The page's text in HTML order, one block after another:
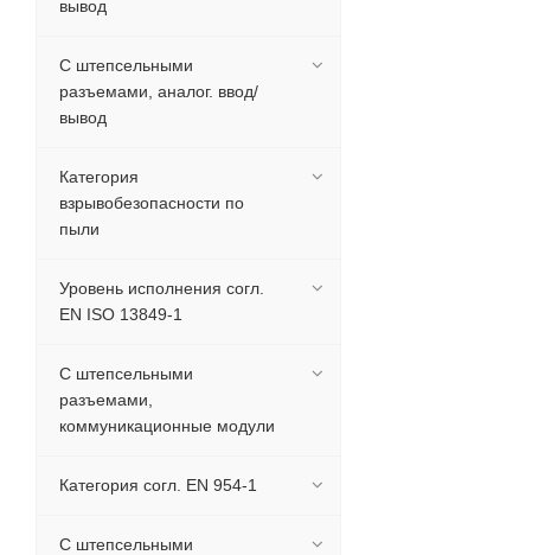
вывод
С штепсельными
разъемами, аналог. ввод/
вывод
Категория
взрывобезопасности по
пыли
Уровень исполнения согл.
EN ISO 13849-1
С штепсельными
разъемами,
коммуникационные модули
Категория согл. EN 954-1
С штепсельными